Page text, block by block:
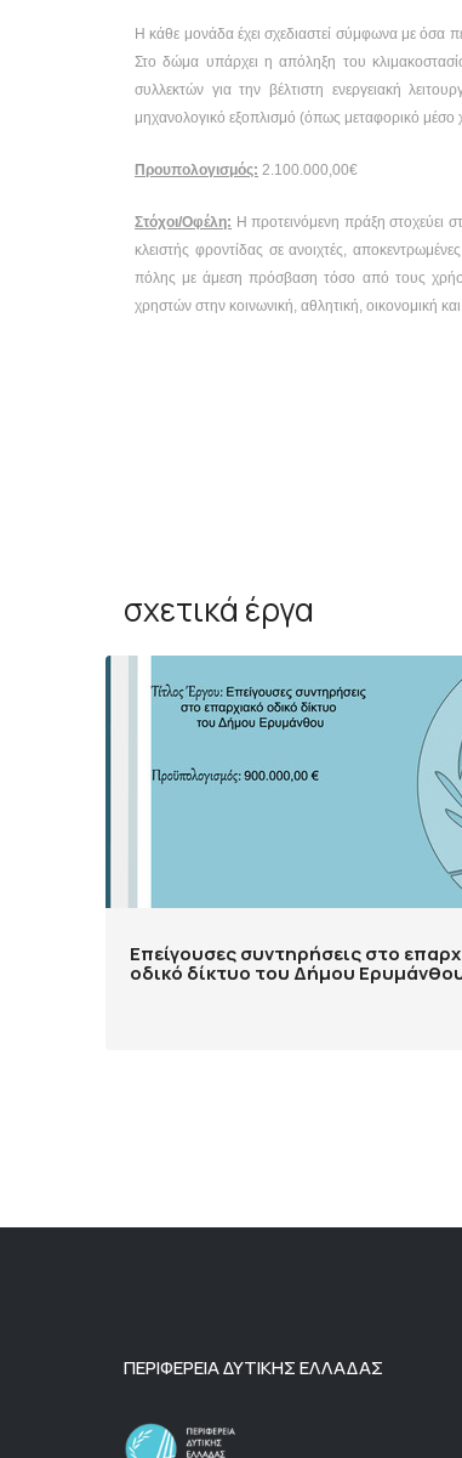
Η κάθε μονάδα έχει σχεδιαστεί σύμφωνα με
Στο δώμα υπάρχει η απόληξη του
συλλεκτών για την βέλτιστη ενεργειακή
μηχανολογικό εξοπλισμό (όπως μεταφορικό
Προυπολογισμός: 2.100.000,00€
Στόχοι/Οφέλη: Η προτεινόμενη πράξη στοχεύει
κλειστής φροντίδας σε ανοιχτές,
πόλης με άμεση πρόσβαση τόσο από τους
χρηστών στην κοινωνική, αθλητική, οικονομική
σχετικά έργα
Επείγουσες συντηρήσεις στο
οδικό δίκτυο του Δήμου
ΠΕΡΙΦΕΡΕΙΑ ΔΥΤΙΚΗΣ ΕΛΛΑΔΑΣ